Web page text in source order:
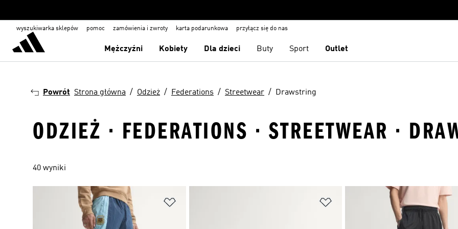
wyszukiwarka sklepów pomoc zamówienia i zwroty karta podarunkowa przyłącz się do nas
Mężczyźni Kobiety Dla dzieci Buty Sport Outlet
Powrót Strona główna Odzież Federations Streetwear Drawstring
ODZIEŻ · FEDERATIONS · STREETWEAR ·
40 wyniki
Dodaj do listy życzeń